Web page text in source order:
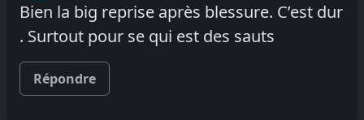
Bien la big reprise après blessure. C’est dur
. Surtout pour se qui est des sauts
Répondre